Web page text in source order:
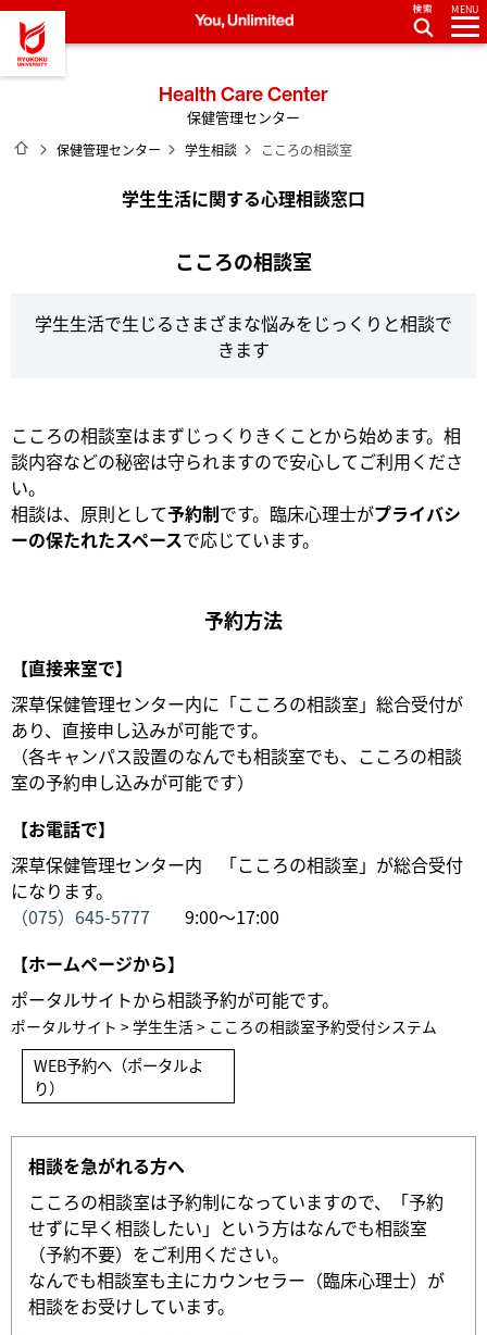
龍谷大学 You, Unlimited
MENU
Health Care Center
保健管理センター
ホーム
保健管理センター 学生相談 こころの相談室
学生生活に関する心理相談窓口
こころの相談室
学生生活で生じるさまざまな悩みをじっくりと相談で
きます
こころの相談室はまずじっくりきくことから始めます。相
談内容などの秘密は守られますので安心してご利用くださ
い。
相談は、原則として予約制です。臨床心理士がプライバシ
ーの保たれたスペースで応じています。
予約方法
【直接来室で】
深草保健管理センター内に「こころの相談室」総合受付が
あり、直接申し込みが可能です。
（各キャンパス設置のなんでも相談室でも、こころの相談
室の予約申し込みが可能です）
【お電話で】
深草保健管理センター内 「こころの相談室」が総合受付
になります。
（075）645-5777 9:00～17:00
【ホームページから】
ポータルサイトから相談予約が可能です。
ポータルサイト > 学生生活 > こころの相談室予約受付システム
WEB予約へ（ポータルよ
り）
相談を急がれる方へ
こころの相談室は予約制になっていますので、「予約
せずに早く相談したい」という方はなんでも相談室
（予約不要）をご利用ください。
なんでも相談室も主にカウンセラー（臨床心理士）が
相談をお受けしています。